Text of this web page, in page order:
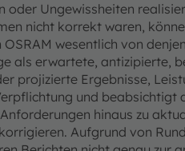
oder Ungewissheiten
nicht korrekt waren,
wesentlich von
als erwartete, antizipierte,
projizierte Ergebnisse,
und beabsichtigt
hinaus zu
Aufgrund von